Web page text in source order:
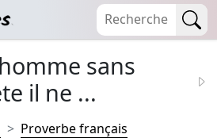
sans
il ne ...
Proverbe français